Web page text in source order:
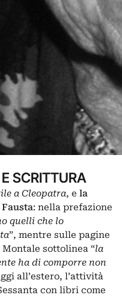
SCRITTURA
a Cleopatra, e la
: nella prefazione
quelli che lo
”, mentre sulle pagine
Montale sottolinea “la
ha di comporre non
all’estero, l’attività
con libri come